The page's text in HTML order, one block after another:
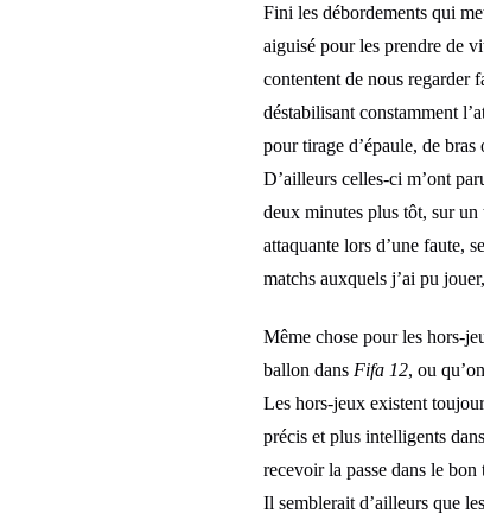
Fini les débordements qui
aiguisé pour les prendre de
contentent de nous regarder
déstabilisant constamment
pour tirage d’épaule, de
D’ailleurs celles-ci m’ont
deux minutes plus tôt, sur un
attaquante lors d’une faute,
matchs auxquels j’ai pu
Même chose pour les hors-
ballon dans Fifa 12, ou
Les hors-jeux existent
précis et plus intelligents
recevoir la passe dans le bon
Il semblerait d’ailleurs que